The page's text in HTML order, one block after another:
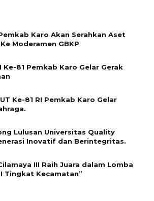
Karo Akan Serahkan Aset
Moderamen GBKP
Ke-81 Pemkab Karo Gelar Gerak
Ke-81 RI Pemkab Karo Gelar
Lulusan Universitas Quality
Inovatif dan Berintegritas.
III Raih Juara dalam Lomba
Tingkat Kecamatan”